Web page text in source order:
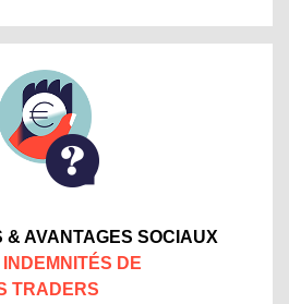
& AVANTAGES SOCIAUX
DE
TRADERS